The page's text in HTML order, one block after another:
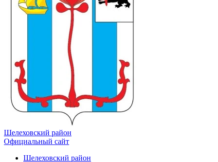
Шелеховский район
Официальный сайт
Шелеховский район